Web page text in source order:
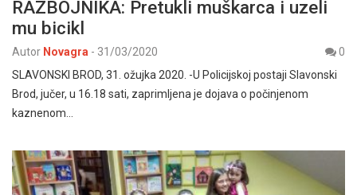
RAZBOJNIKA: Pretukli muškarca i uzeli
mu bicikl
Autor Novagra - 31/03/2020
0
SLAVONSKI BROD, 31. ožujka 2020. -U Policijskoj postaji Slavonski
Brod, jučer, u 16.18 sati, zaprimljena je dojava o počinjenom
kaznenom…